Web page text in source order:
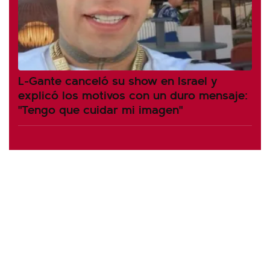
L-Gante canceló su show en Israel y
explicó los motivos con un duro mensaje:
"Tengo que cuidar mi imagen"